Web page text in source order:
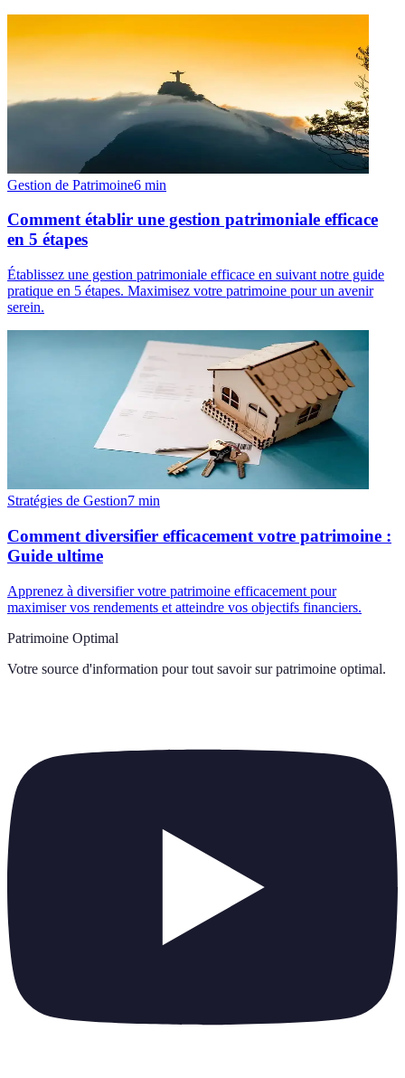
Gestion de Patrimoine6 min
Comment établir une gestion patrimoniale efficace
en 5 étapes
Établissez une gestion patrimoniale efficace en suivant notre guide
pratique en 5 étapes. Maximisez votre patrimoine pour un avenir
serein.
Stratégies de Gestion7 min
Comment diversifier efficacement votre patrimoine :
Guide ultime
Apprenez à diversifier votre patrimoine efficacement pour
maximiser vos rendements et atteindre vos objectifs financiers.
Patrimoine Optimal
Votre source d'information pour tout savoir sur patrimoine optimal.